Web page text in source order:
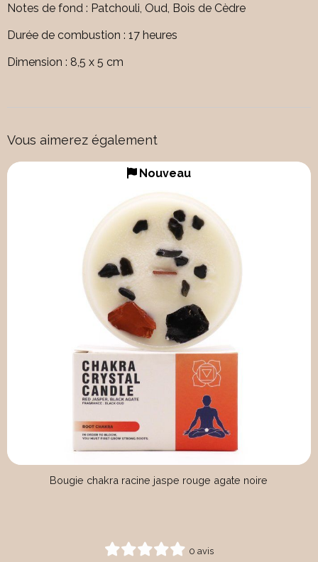
Notes de fond : Patchouli, Oud, Bois de Cèdre
Durée de combustion : 17 heures
Dimension : 8,5 x 5 cm
Vous aimerez également
Bougie chakra racine jaspe rouge agate noire
0 avis
Nouveau